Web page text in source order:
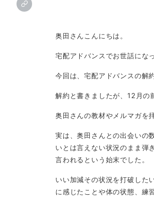
奥田さんこんにちは。
宅配アドバンスでお世話にな
今回は、宅配アドバンスの解
解約と書きましたが、12月の
奥田さんの教材やメルマガを
実は、奥田さんとの出会いの
いとは言えない状況のまま弾
言われるという始末でした。
いい加減その状況を打破した
に感じたことや体の状態、練